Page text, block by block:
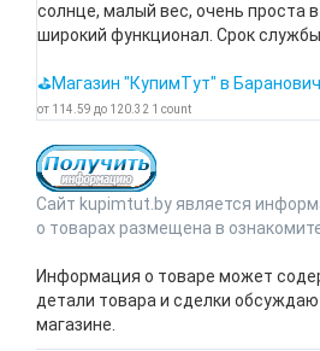
солнце, малый вес, очень проста
широкий функционал. Срок службы
⛳Магазин "КупимТут" в
от 114.59 до 120.32 1 count
Сайт kupimtut.by является
о товарах размещена в
Информация о товаре может
детали товара и сделки
магазине.